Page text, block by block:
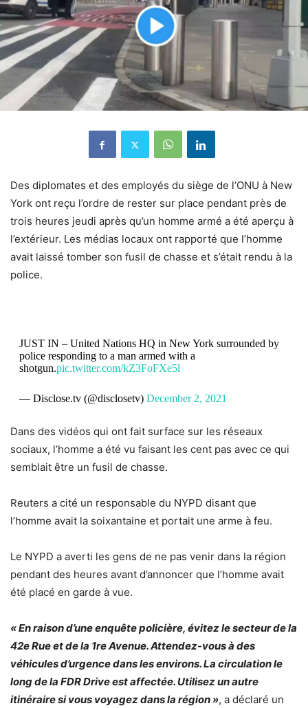
Des diplomates et des employés du siège de l’ONU à New
York ont ​​reçu l’ordre de rester sur place pendant près de
trois heures jeudi après qu’un homme armé a été aperçu à
l’extérieur. Les médias locaux ont rapporté que l’homme
avait laissé tomber son fusil de chasse et s’était rendu à la
police.
JUST IN – United Nations HQ in New York surrounded by
police responding to a man armed with a
shotgun.pic.twitter.com/kZ3FoFXe5l
— Disclose.tv (@disclosetv) December 2, 2021
Dans des vidéos qui ont fait surface sur les réseaux
sociaux, l’homme a été vu faisant les cent pas avec ce qui
semblait être un fusil de chasse.
Reuters a cité un responsable du NYPD disant que
l’homme avait la soixantaine et portait une arme à feu.
Le NYPD a averti les gens de ne pas venir dans la région
pendant des heures avant d’annoncer que l’homme avait
été placé en garde à vue.
« En raison d’une enquête policière, évitez le secteur de la
42e Rue et de la 1re Avenue. Attendez-vous à des
véhicules d’urgence dans les environs. La circulation le
long de la FDR Drive est affectée. Utilisez un autre
itinéraire si vous voyagez dans la région », a déclaré un